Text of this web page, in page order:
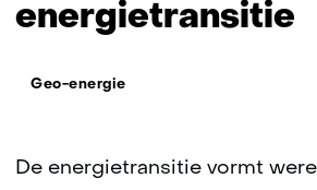
energietransitie
Thema:
Geo-energie
De energietransitie vormt